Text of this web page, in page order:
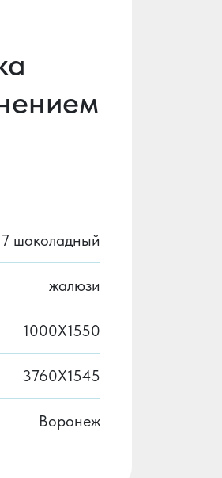
шоколадный
жалюзи
1000X1550
3760X1545
Воронеж